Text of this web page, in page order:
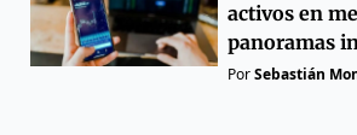
activos en
panoramas
PorSebastián